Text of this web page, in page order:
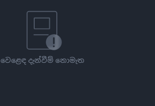
වෙළෙඳ දැන්වීම් නොමැත